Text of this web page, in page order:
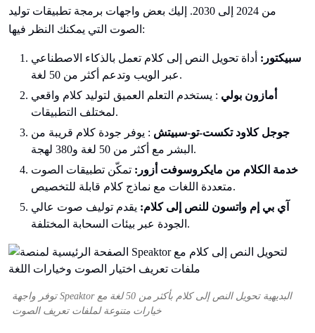
من 2024 إلى 2030. إليك بعض واجهات برمجة تطبيقات توليد
الصوت التي يمكنك النظر فيها:
سبيكتور: أداة تحويل النص إلى كلام تعمل بالذكاء الاصطناعي
عبر الويب وتدعم أكثر من 50 لغة.
أمازون بولي : يستخدم التعلم العميق لتوليد كلام واقعي
لمختلف التطبيقات.
جوجل كلاود تكست-تو-سبيتش : يوفر جودة كلام قريبة من
البشر مع أكثر من 50 لغة و380 لهجة.
خدمة الكلام من مايكروسوفت أزور: تمكّن تطبيقات الصوت
متعددة اللغات مع نماذج كلام قابلة للتخصيص.
آي بي إم واتسون للنص إلى كلام: يقدم توليف صوت عالي
الجودة عبر بيئات السحابة المختلفة.
توفر واجهة Speaktor البديهية تحويل النص إلى كلام بأكثر من 50 لغة مع
خيارات متنوعة لملفات تعريف الصوت